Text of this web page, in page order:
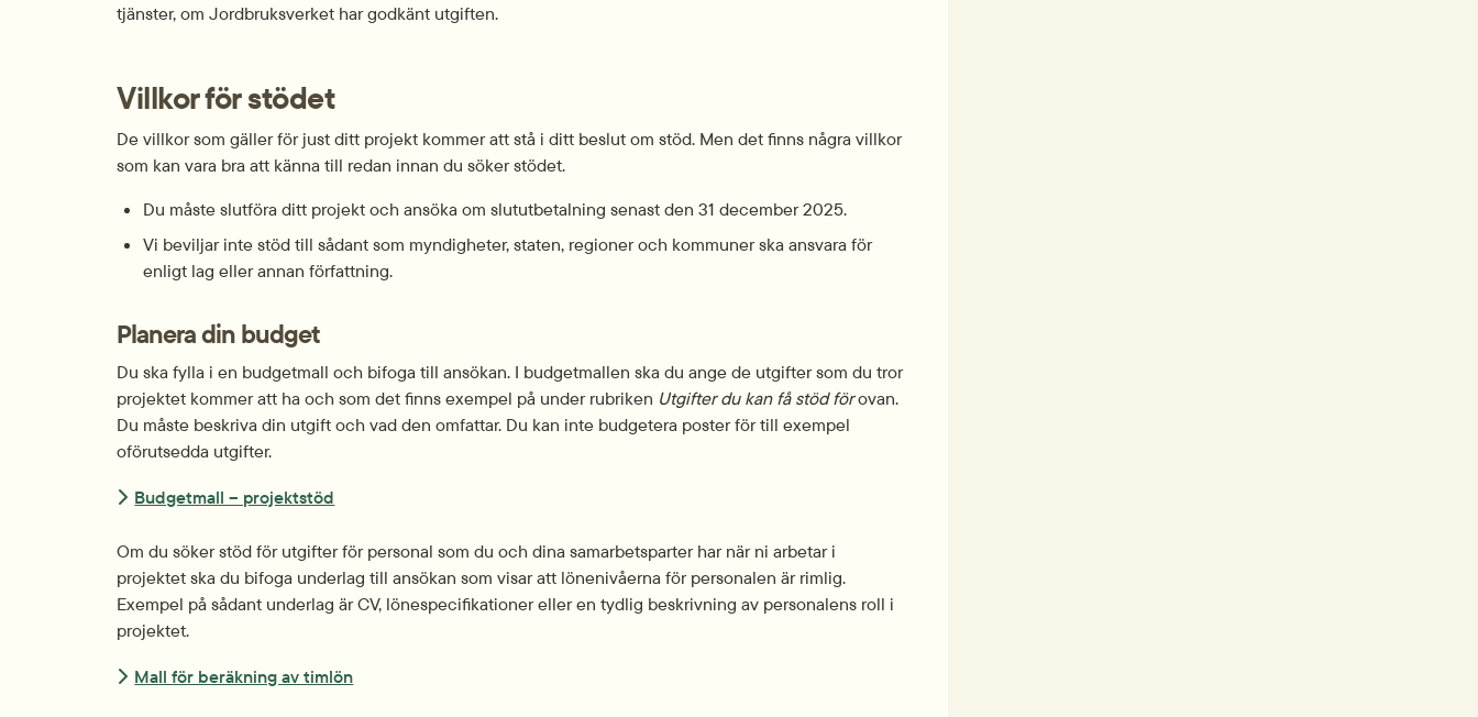
tjänster, om Jordbruksverket har godkänt utgiften.
Villkor för stödet
De villkor som gäller för just ditt projekt kommer att stå i ditt beslut om stöd. Men det finns några villkor
som kan vara bra att känna till redan innan du söker stödet.
Du måste slutföra ditt projekt och ansöka om slut­utbetalning senast den 31 december 2025.
Vi beviljar inte stöd till sådant som myndigheter, staten, regioner och kommuner ska ansvara för
enligt lag eller annan författning.
Planera din budget
Du ska fylla i en budgetmall och bifoga till ansökan. I budget­mallen ska du ange de utgifter som du tror
projektet kommer att ha och som det finns exempel på under rubriken Utgifter du kan få stöd för ovan.
Du måste beskriva din utgift och vad den omfattar. Du kan inte budgetera poster för till exempel
oförutsedda utgifter.
Budgetmall – projektstöd
Om du söker stöd för utgifter för personal som du och dina samarbetsparter har när ni arbetar i
projektet ska du bifoga underlag till ansökan som visar att lönenivåerna för personalen är rimlig.
Exempel på sådant underlag är CV, löne­specifikationer eller en tydlig beskrivning av personalens roll i
projektet.
Mall för beräkning av timlön